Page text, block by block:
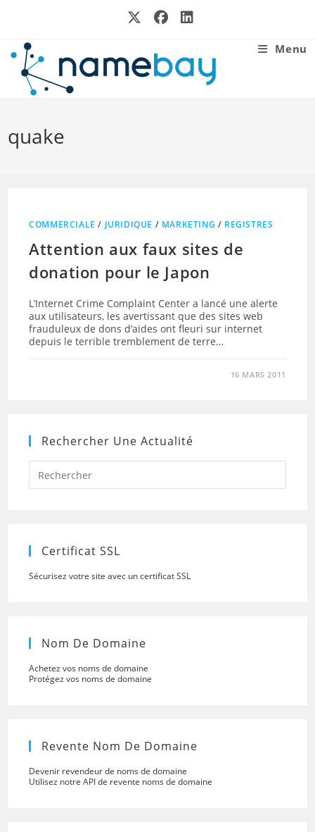
Menu
quake
COMMERCIALE / JURIDIQUE / MARKETING / REGISTRES
Attention aux faux sites de
donation pour le Japon
L’Internet Crime Complaint Center a lancé une alerte
aux utilisateurs, les avertissant que des sites web
frauduleux de dons d’aides ont fleuri sur internet
depuis le terrible tremblement de terre…
16 MARS 2011
Rechercher Une Actualité
Press
to
Certificat SSL
Sécurisez votre site avec un certificat SSL
Nom De Domaine
Achetez vos noms de domaine
Protégez vos noms de domaine
Revente Nom De Domaine
Devenir revendeur de noms de domaine
Utilisez notre API de revente noms de domaine